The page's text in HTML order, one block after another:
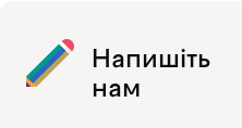
Напишіть
нам